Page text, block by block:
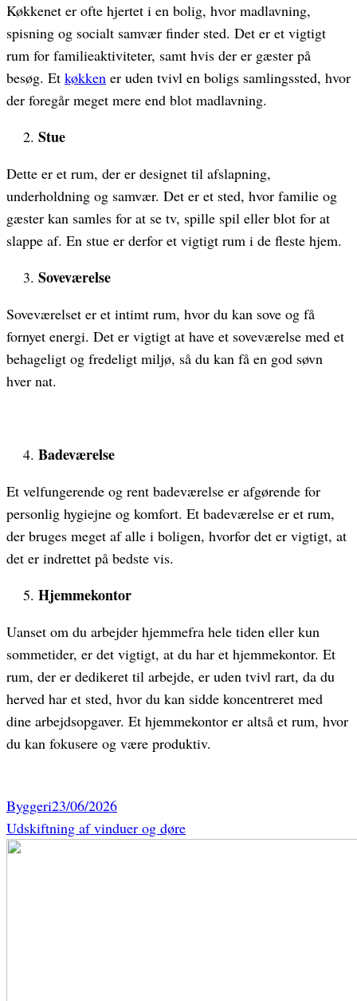
Køkkenet er ofte hjertet i en bolig, hvor madlavning,
spisning og socialt samvær finder sted. Det er et vigtigt
rum for familieaktiviteter, samt hvis der er gæster på
besøg. Et køkken er uden tvivl en boligs samlingssted, hvor
der foregår meget mere end blot madlavning.
Stue
Dette er et rum, der er designet til afslapning,
underholdning og samvær. Det er et sted, hvor familie og
gæster kan samles for at se tv, spille spil eller blot for at
slappe af. En stue er derfor et vigtigt rum i de fleste hjem.
Soveværelse
Soveværelset er et intimt rum, hvor du kan sove og få
fornyet energi. Det er vigtigt at have et soveværelse med et
behageligt og fredeligt miljø, så du kan få en god søvn
hver nat.
Badeværelse
Et velfungerende og rent badeværelse er afgørende for
personlig hygiejne og komfort. Et badeværelse er et rum,
der bruges meget af alle i boligen, hvorfor det er vigtigt, at
det er indrettet på bedste vis.
Hjemmekontor
Uanset om du arbejder hjemmefra hele tiden eller kun
sommetider, er det vigtigt, at du har et hjemmekontor. Et
rum, der er dedikeret til arbejde, er uden tvivl rart, da du
herved har et sted, hvor du kan sidde koncentreret med
dine arbejdsopgaver. Et hjemmekontor er altså et rum, hvor
du kan fokusere og være produktiv.
Byggeri23/06/2026
Udskiftning af vinduer og døre